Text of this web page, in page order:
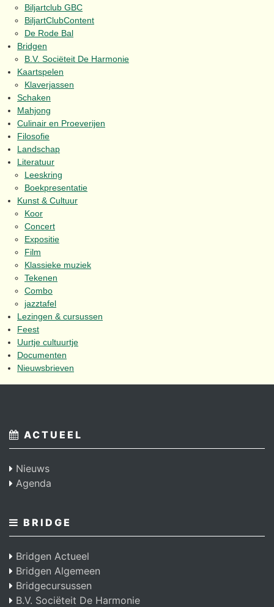
Biljartclub GBC
BiljartClubContent
De Rode Bal
Bridgen
B.V. Sociëteit De Harmonie
Kaartspelen
Klaverjassen
Schaken
Mahjong
Culinair en Proeverijen
Filosofie
Landschap
Literatuur
Leeskring
Boekpresentatie
Kunst & Cultuur
Koor
Concert
Expositie
Film
Klassieke muziek
Tekenen
Combo
jazztafel
Lezingen & cursussen
Feest
Uurtje cultuurtje
Documenten
Nieuwsbrieven
ACTUEEL
Nieuws
Agenda
BRIDGE
Bridgen Actueel
Bridgen Algemeen
Bridgecursussen
B.V. Sociëteit De Harmonie